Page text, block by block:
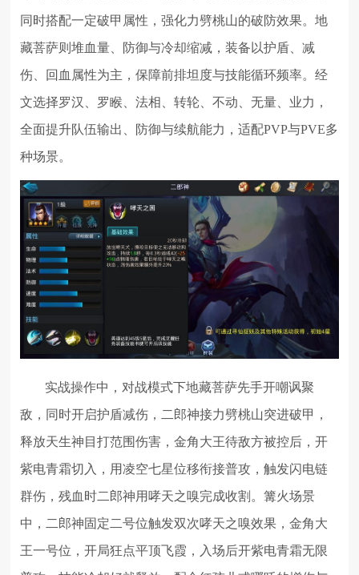
同时搭配一定破甲属性，强化力劈桃山的破防效果。地
藏菩萨则堆血量、防御与冷却缩减，装备以护盾、减
伤、回血属性为主，保障前排坦度与技能循环频率。经
文选择罗汉、罗睺、法相、转轮、不动、无量、业力，
全面提升队伍输出、防御与续航能力，适配PVP与PVE多
种场景。
实战操作中，对战模式下地藏菩萨先手开嘲讽聚
敌，同时开启护盾减伤，二郎神接力劈桃山突进破甲，
释放天生神目打范围伤害，金角大王待敌方被控后，开
紫电青霜切入，用凌空七星位移衔接普攻，触发闪电链
群伤，残血时二郎神用哮天之嗅完成收割。篝火场景
中，二郎神固定二号位触发双次哮天之嗅效果，金角大
王一号位，开局狂点平顶飞霞，入场后开紫电青霜无限